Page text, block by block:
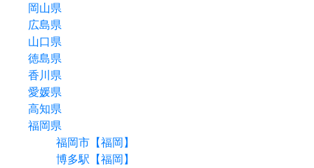
岡山県
広島県
山口県
徳島県
香川県
愛媛県
高知県
福岡県
福岡市【福岡】
博多駅【福岡】